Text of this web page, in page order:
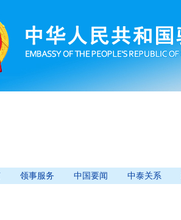
领事服务 中国要闻 中泰关系